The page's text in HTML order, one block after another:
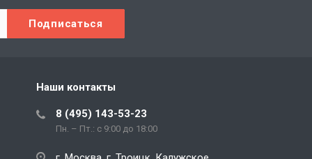
Наши контакты
8 (495) 143-53-23
Пн. – Пт.: с 9:00 до 18:00